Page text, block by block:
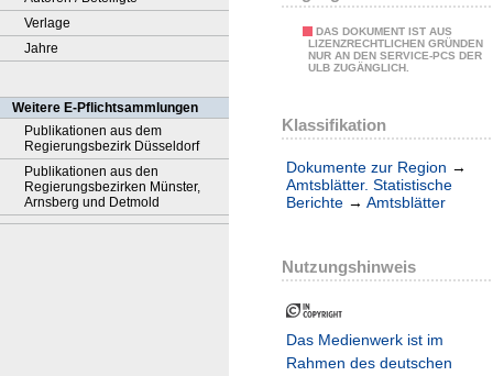
Verlage
Jahre
Weitere E-Pflichtsammlungen
Publikationen aus dem
Regierungsbezirk Düsseldorf
Publikationen aus den
Regierungsbezirken Münster,
Arnsberg und Detmold
DAS DOKUMENT IST AUS
LIZENZRECHTLICHEN GRÜNDEN
NUR AN DEN SERVICE-PCS DER
ULB ZUGÄNGLICH.
Klassifikation
Dokumente zur Region →
Amtsblätter. Statistische
Berichte → Amtsblätter
Nutzungshinweis
Das Medienwerk ist im
Rahmen des deutschen